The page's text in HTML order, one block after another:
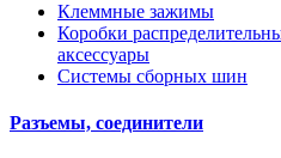
Клеммные зажимы
Коробки
аксессуары
Системы сборных шин
Разъемы, соединители